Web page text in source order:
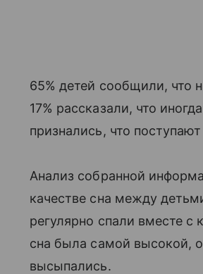
65% детей сообщили, что
17% рассказали, что
признались, что
Анализ собранной
качестве сна между
регулярно спали вместе с
сна была самой высокой,
высыпались.